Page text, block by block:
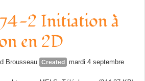
2 Initiation à
en 2D
Brousseau Created
mardi 4 septembre